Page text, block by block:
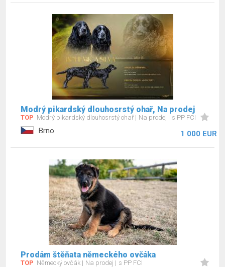
Modrý pikardský dlouhosrstý ohař, Na prodej
TOP Modrý pikardský dlouhosrstý ohař Na prodej s PP FCI
Brno 1 000 EUR
Prodám štěňata německého ovčáka
TOP Německý ovčák Na prodej s PP FCI